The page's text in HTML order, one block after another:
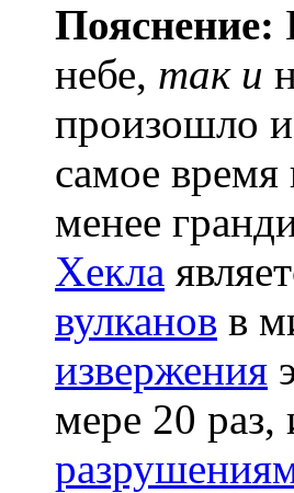
Пояснение:
небе, так и
произошло
самое
менее
Хекла
вулканов в
извержения
мере 20